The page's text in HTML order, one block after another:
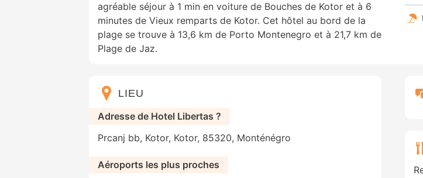
agréable séjour à 1 min en voiture de Bouches de Kotor et à 6
minutes de Vieux remparts de Kotor. Cet hôtel au bord de la
plage se trouve à 13,6 km de Porto Montenegro et à 21,7 km de
Plage de Jaz.
LIEU
Adresse de Hotel Libertas ?
Prcanj bb, Kotor, Kotor, 85320, Monténégro
Aéroports les plus proches